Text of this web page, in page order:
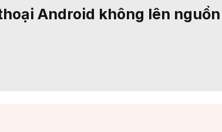
Android không lên